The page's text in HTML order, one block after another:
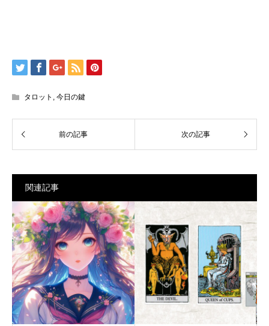
タロット 今日の鍵
関連記事